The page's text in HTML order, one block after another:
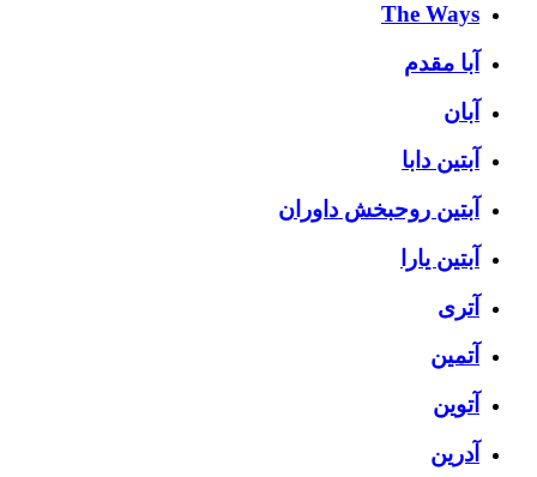
The Ways
آبا مقدم
آبان
آبتین دابا
آبتین روحبخش داوران
آبتین یارا
آتری
آتمین
آتوین
آدرین